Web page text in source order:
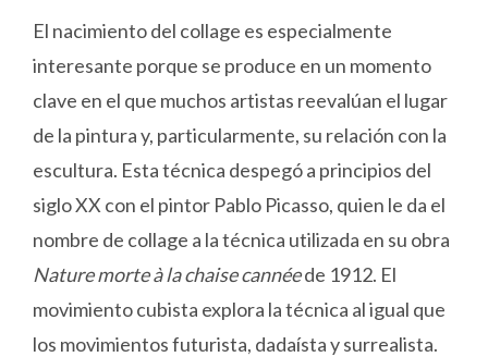
El nacimiento del collage es especialmente
interesante porque se produce en un momento
clave en el que muchos artistas reevalúan el lugar
de la pintura y, particularmente, su relación con la
escultura. Esta técnica despegó a principios del
siglo XX con el pintor Pablo Picasso, quien le da el
nombre de collage a la técnica utilizada en su obra
Nature morte à la chaise cannéede 1912. El
movimiento cubista explora la técnica al igual que
los movimientos futurista, dadaísta y surrealista.